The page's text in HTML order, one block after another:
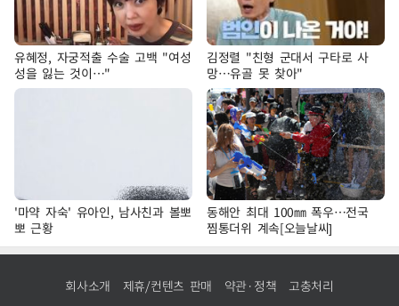
유혜정, 자궁적출 수술 고백 "여성
성을 잃는 것이…"
김정렬 "친형 군대서 구타로 사
망…유골 못 찾아"
'마약 자숙' 유아인, 남사친과 볼뽀
뽀 근황
동해안 최대 100㎜ 폭우…전국
찜통더위 계속[오늘날씨]
회사소개 제휴/컨텐츠 판매 약관·정책 고충처리